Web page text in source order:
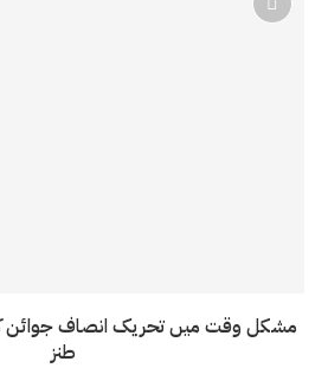
مشکل وقت میں تحریک انصاف جوائن
طنز